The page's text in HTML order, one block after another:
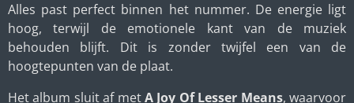
Alles past perfect binnen het nummer. De energie ligt
hoog, terwijl de emotionele kant van de muziek
behouden blijft. Dit is zonder twijfel een van de
hoogtepunten van de plaat.
Het album sluit af metA Joy Of Lesser Means, waarvoor